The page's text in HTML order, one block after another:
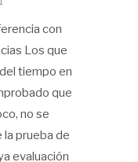
con
Los que
tiempo en
que
no se
la prueba de
evaluación